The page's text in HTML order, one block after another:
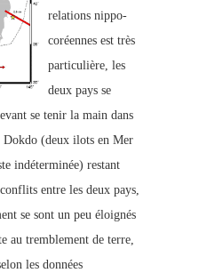
relations nippo-
coréennes est très
particulière, les
deux pays se
se tenir la main dans
Dokdo (deux ilots en Mer
indéterminée) restant
entre les deux pays,
se sont un peu éloignés
au tremblement de terre,
les données